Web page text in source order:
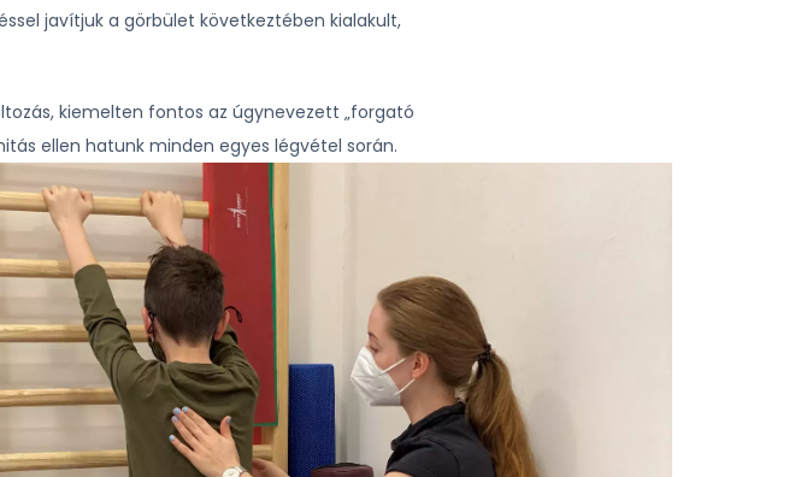
javítjuk a görbület következtében kialakult,
kiemelten fontos az úgynevezett „forgató
ellen hatunk minden egyes légvétel során.